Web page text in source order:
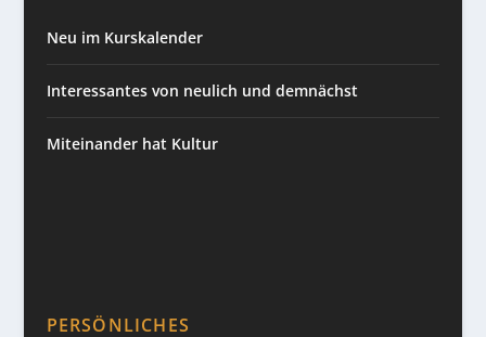
Neu im Kurskalender
Interessantes von neulich und demnächst
Miteinander hat Kultur
PERSÖNLICHES